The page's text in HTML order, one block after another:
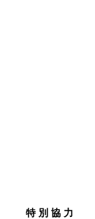
特 別 協 力